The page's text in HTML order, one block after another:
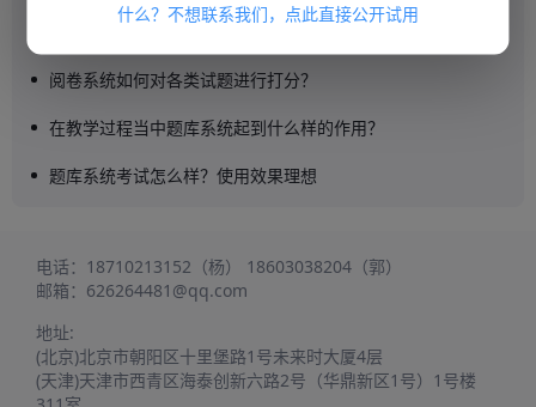
阅卷系统如何对各类试题进行打分？
在教学过程当中题库系统起到什么样的作用？
题库系统考试怎么样？使用效果理想
电话： 18710213152（杨）
18603038204（郭）
邮箱： 626264481@qq.com
地址:
(北京)北京市朝阳区十里堡路1号未来时大厦4层
(天津)天津市西青区海泰创新六路2号（华鼎新区1号）1号楼
什么？不想联系我们，点此直接公开试用